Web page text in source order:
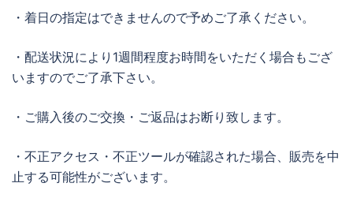
・着日の指定はできませんので予めご了承ください。
・配送状況により1週間程度お時間をいただく場合もござ
いますのでご了承下さい。
・ご購入後のご交換・ご返品はお断り致します。
・不正アクセス・不正ツールが確認された場合、販売を中
止する可能性がございます。